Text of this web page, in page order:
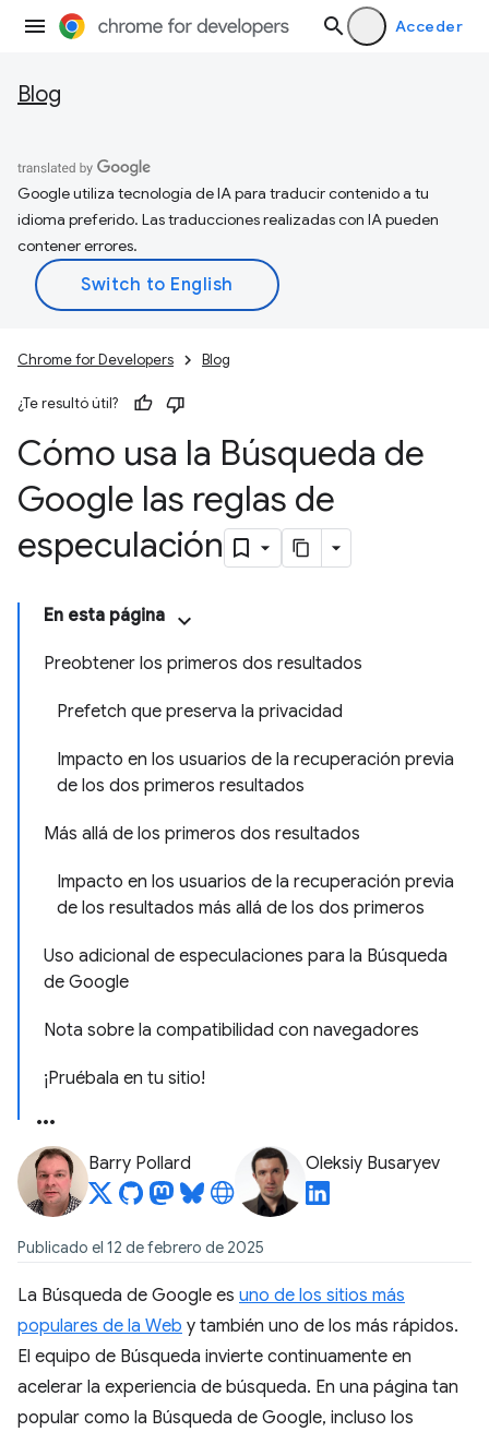
Acceder
Blog
Google utiliza tecnología de IA para traducir contenido a tu
idioma preferido. Las traducciones realizadas con IA pueden
contener errores.
Chrome for Developers Blog
¿Te resultó útil?
Cómo usa la Búsqueda de
Google las reglas de
especulación
En esta página
Preobtener los primeros dos resultados
Prefetch que preserva la privacidad
Impacto en los usuarios de la recuperación previa
de los dos primeros resultados
Más allá de los primeros dos resultados
Impacto en los usuarios de la recuperación previa
de los resultados más allá de los dos primeros
Uso adicional de especulaciones para la Búsqueda
de Google
Nota sobre la compatibilidad con navegadores
¡Pruébala en tu sitio!
Barry Pollard Oleksiy Busaryev
Publicado el 12 de febrero de 2025
La Búsqueda de Google es uno de los sitios más
populares de la Web y también uno de los más rápidos.
El equipo de Búsqueda invierte continuamente en
acelerar la experiencia de búsqueda. En una página tan
popular como la Búsqueda de Google, incluso los